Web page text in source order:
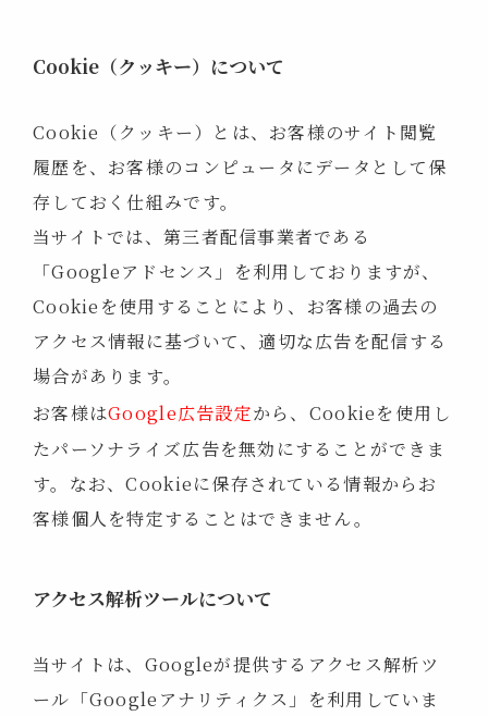
Cookie（クッキー）について
Cookie（クッキー）とは、お客様のサイト閲覧
履歴を、お客様のコンピュータにデータとして保
存しておく仕組みです。
当サイトでは、第三者配信事業者である
「Googleアドセンス」を利用しておりますが、
Cookieを使用することにより、お客様の過去の
アクセス情報に基づいて、適切な広告を配信する
場合があります。
お客様はGoogle広告設定から、Cookieを使用し
たパーソナライズ広告を無効にすることができま
す。なお、Cookieに保存されている情報からお
客様個人を特定することはできません。
アクセス解析ツールについて
当サイトは、Googleが提供するアクセス解析ツ
ール「Googleアナリティクス」を利用していま